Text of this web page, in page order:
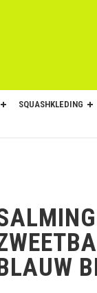
SQUASHKLEDING